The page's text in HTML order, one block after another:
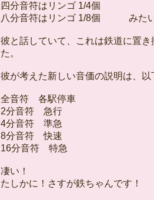
四分音符はリンゴ 1/4個
八分音符はリンゴ 1/8個 みたい
彼と話していて、これは鉄道に置
た。
彼が考えた新しい音価の説明は、以
全音符 各駅停車
2分音符 急行
4分音符 準急
8分音符 快速
16分音符 特急
凄い！
たしかに！さすが鉄ちゃんです！